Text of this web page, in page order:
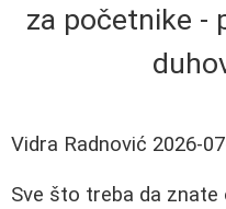
za početnike -
Vidra Radnović 2026-
Sve što treba da znate